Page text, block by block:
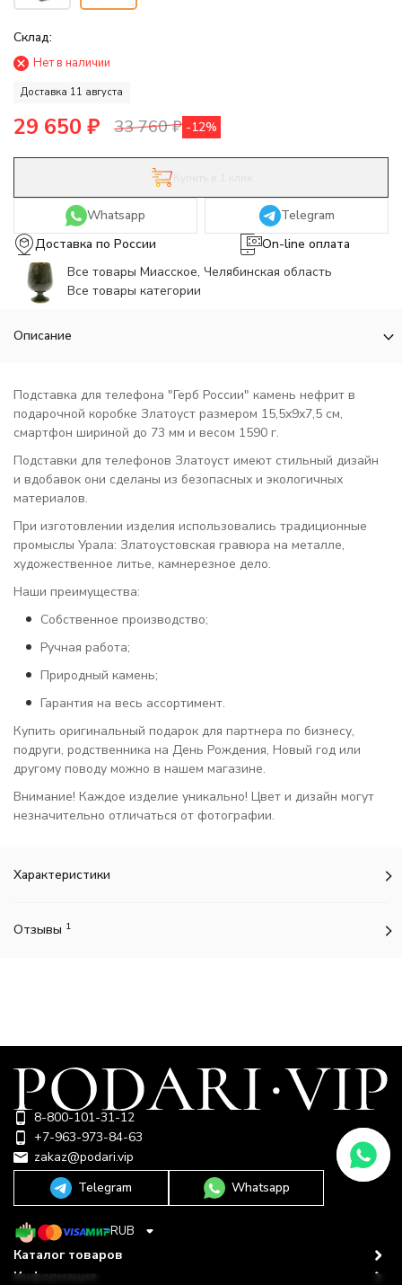
Склад:
Нет в наличии
Доставка 11 августа
29 650 ₽ 33 760₽ -12%
Whatsapp
Telegram
Доставка по России
On-line оплата
Все товары Миасское, Челябинская область
Все товары категории
Описание
Подставка для телефона "Герб России" камень нефрит в
подарочной коробке Златоуст размером 15,5х9х7,5 см,
смартфон шириной до 73 мм и весом 1590 г.
Подставки для телефонов Златоуст имеют стильный дизайн
и вдобавок они сделаны из безопасных и экологичных
материалов.
При изготовлении изделия использовались традиционные
промыслы Урала: Златоустовская гравюра на металле,
художественное литье, камнерезное дело.
Наши преимущества:
Собственное производство;
Ручная работа;
Природный камень;
Гарантия на весь ассортимент.
Купить оригинальный подарок для партнера по бизнесу,
подруги, родственника на День Рождения, Новый год или
другому поводу можно в нашем магазине.
Внимание! Каждое изделие уникально! Цвет и дизайн могут
незначительно отличаться от фотографии.
Характеристики
Отзывы 1
8-800-101-31-12
+7-963-973-84-63
zakaz@podari.vip
Telegram
Whatsapp
RUB
Каталог товаров
Информация